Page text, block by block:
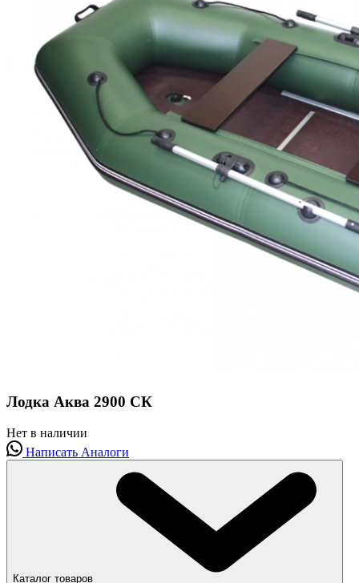
Лодка Аква 2900 СК
Нет в наличии
Написать Аналоги
Каталог товаров